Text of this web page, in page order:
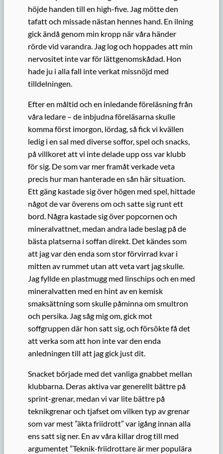
höjde handen till en high-five. Jag mötte den
tafatt och missade nästan hennes hand. En ilning
gick ändå genom min kropp när våra händer
rörde vid varandra. Jag log och hoppades att min
nervositet inte var för lättgenomskådad. Hon
hade ju i alla fall inte verkat missnöjd med
tilldelningen.
Efter en måltid och en inledande föreläsning från
våra ledare – de inbjudna föreläsarna skulle
komma först imorgon, lördag, så fick vi kvällen
ledig i en sal med diverse soffor, spel och snacks,
på villkoret att vi inte delade upp oss var klubb
för sig. De som var mer framåt verkade veta
precis hur man hanterade en sån här situation.
Ett gäng kastade sig över högen med spel, hittade
något de var överens om och satte sig runt ett
bord. Några kastade sig över popcornen och
mineralvattnet, medan andra lade beslag på de
bästa platserna i soffan direkt. Det kändes som
att jag var den enda som stor förvirrad kvar i
mitten av rummet utan att veta vart jag skulle.
Jag fyllde en plastmugg med linschips och en med
mineralvatten med en hint av en kemisk
smaksättning som skulle påminna om smultron
och persika. Jag såg mig om, gick mot
soffgruppen där hon satt sig, och försökte få det
att verka som att hon inte var den enda
anledningen till att jag gick just dit.
Snacket började med det vanliga gnabbet mellan
klubbarna. Deras aktiva var generellt bättre på
sprint-grenar, medan vi var lite bättre på
teknikgrenar och tjafset om vilken typ av grenar
som var mest ”äkta friidrott” var igång innan alla
ens satt sig ner. En av våra killar drog till med
argumentet ”Teknik-friidrottare är mer populära